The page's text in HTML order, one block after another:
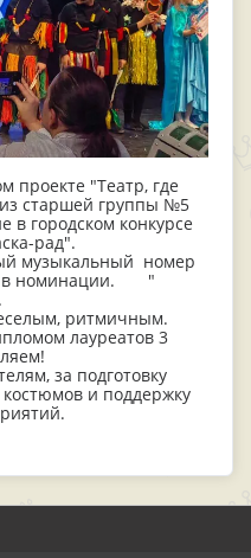
проекте "Театр, где
старшей группы №5
в городском конкурсе
рад".
музыкальный номер
в номинации. "
ритмичным.
лауреатов 3
за подготовку
и поддержку